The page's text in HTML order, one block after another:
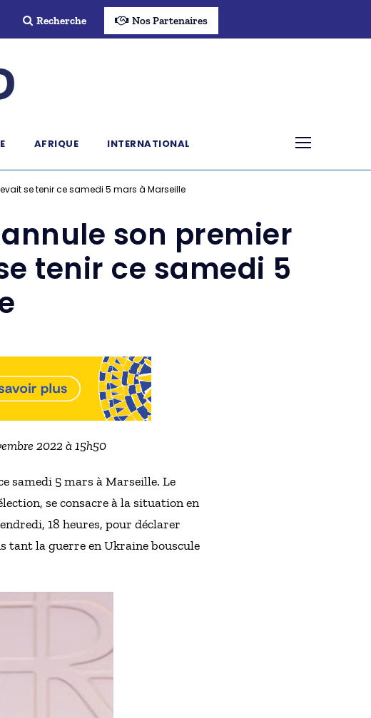
Recherche Nos Partenaires
AFRIQUE INTERNATIONAL
se tenir ce samedi 5 mars à Marseille
son premier
tenir ce samedi 5
2022 à 15h50
samedi 5 mars à Marseille. Le
se consacre à la situation en
18 heures, pour déclarer
tant la guerre en Ukraine bouscule